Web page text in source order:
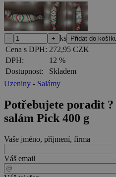
ks
Cena s DPH: 272,95 CZK
DPH:
12 %
Dostupnost:
Skladem
Uzeniny - Salámy
Potřebujete poradit ?
salám Pick 400 g
Vaše jméno, příjmení, firma
Váš email